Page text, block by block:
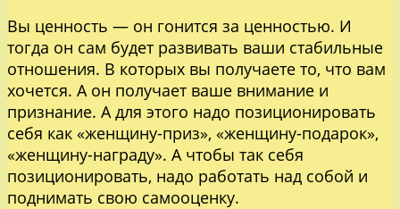
Вы ценность — он гонится за ценностью. И
тогда он сам будет развивать ваши стабильные
отношения. В которых вы получаете то, что вам
хочется. А он получает ваше внимание и
признание. А для этого надо позиционировать
себя как «женщину-приз», «женщину-подарок»,
«женщину-награду». А чтобы так себя
позиционировать, надо работать над собой и
поднимать свою самооценку.